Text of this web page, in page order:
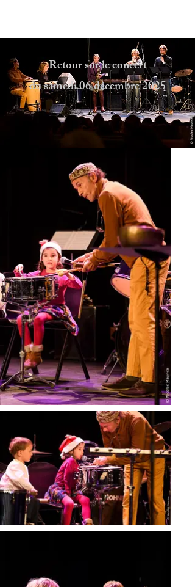
Retour sur le concert
du samedi 06 décembre 2025